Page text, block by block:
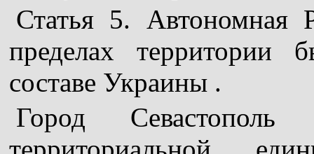
Статья 5. Автономная
пределах территории
составе Украины .
Город Севастополь